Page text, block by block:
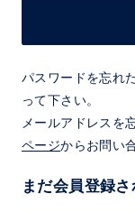
パスワードを忘れ
って下さい。
メールアドレスを
ページからお問い
まだ会員登録